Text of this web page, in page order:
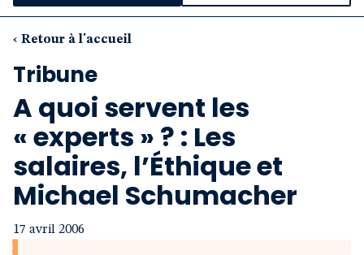
Nos propositions
Boutique
‹ Retour à l'accueil
Tribune
A quoi servent les
« experts » ? : Les
salaires, l’Éthique et
Michael Schumacher
17 avril 2006